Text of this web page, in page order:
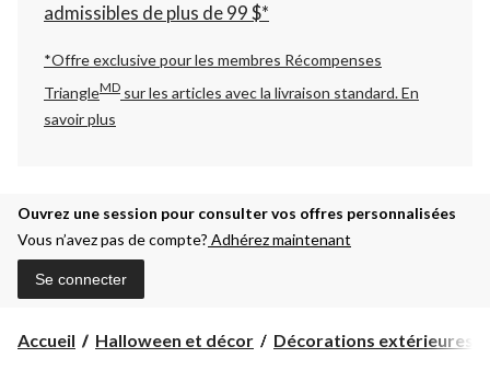
admissibles de plus de 99 $*
*Offre exclusive pour les membres Récompenses
TriangleMD sur les articles avec la livraison standard.En
savoir plus
Ouvrez une session pour consulter vos offres personnalisées
Vous n’avez pas de compte? Adhérez maintenant
Se connecter
Accueil Halloween et décor Décorations extérieures